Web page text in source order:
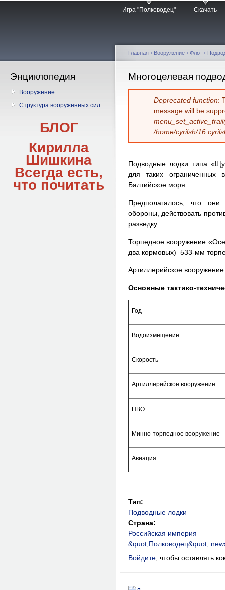
Игра "Полководец" Скачать
Энциклопедия
Вооружение
Структура вооруженных сил
БЛОГ
Кирилла
Шишкина
Всегда есть,
что почитать
Вы здесь
Главная › Вооружение › Флот ›
Многоцелевая
Сообщение об
Deprecated function:
message will be
/home/cyrilsh/
Подводные лодки типа
для таких ограниченных
Балтийское моря.
Предполагалось, что они
обороны, действовать
разведку.
Торпедное вооружение
два кормовых) 533-мм
Артиллерийское
Основные тактико-
Год
Водоизмещение
Скорость
Артиллерийское вооружение
ПВО
Минно-торпедное вооружение
Авиация
Тип:
Подводные лодки
Страна:
Российская империя
&quot;Полководец&quot;
Войдите, чтобы оставлять